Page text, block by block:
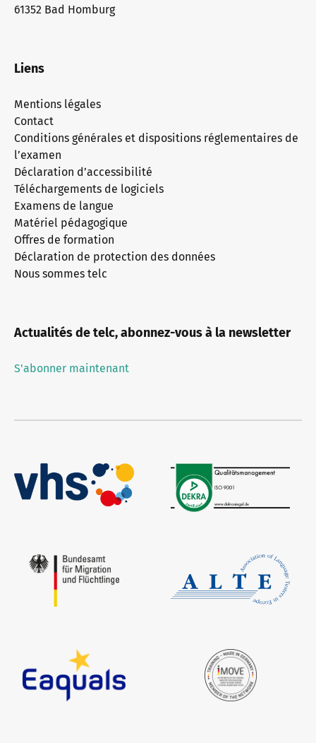
61352 Bad Homburg
Liens
Mentions légales
Contact
Conditions générales et dispositions réglementaires de
l’examen
Déclaration d’accessibilité
Téléchargements de logiciels
Examens de langue
Matériel pédagogique
Offres de formation
Déclaration de protection des données
Nous sommes telc
Actualités de telc, abonnez-vous à la newsletter
S'abonner maintenant